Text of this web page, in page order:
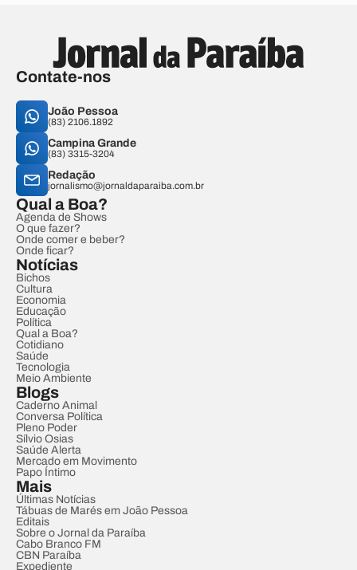
Contate-nos
João Pessoa
(83) 2106.1892
Campina Grande
(83) 3315-3204
Redação
jornalismo@jornaldaparaiba.com.br
Qual a Boa?
Agenda de Shows
O que fazer?
Onde comer e beber?
Onde ficar?
Notícias
Bichos
Cultura
Economia
Educação
Política
Qual a Boa?
Cotidiano
Saúde
Tecnologia
Meio Ambiente
Blogs
Caderno Animal
Conversa Política
Pleno Poder
Sílvio Osias
Saúde Alerta
Mercado em Movimento
Papo Íntimo
Mais
Últimas Notícias
Tábuas de Marés em João Pessoa
Editais
Sobre o Jornal da Paraíba
Cabo Branco FM
CBN Paraíba
Expediente